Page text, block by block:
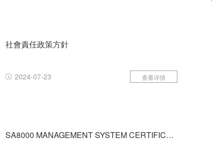
社會責任政策方針
2024-07-23 查看详情
SA8000 MANAGEMENT SYSTEM CERTIFICATION CERTIFICATE